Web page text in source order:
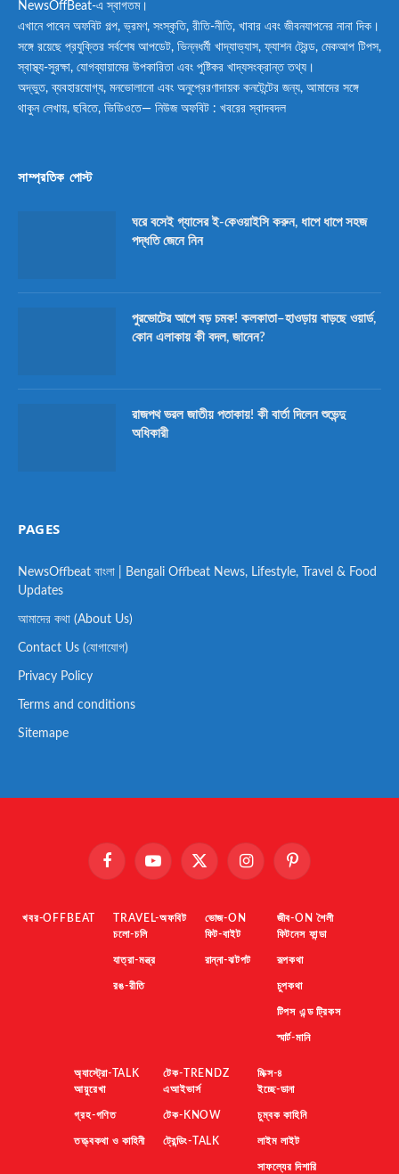
NewsOffBeat-এ স্বাগতম।
এখানে পাবেন অফবিট গল্প, ভ্রমণ, সংস্কৃতি, রীতি-নীতি, খাবার এবং জীবনযাপনের নানা দিক।
সঙ্গে রয়েছে প্রযুক্তির সর্বশেষ আপডেট, ভিন্নধর্মী খাদ্যাভ্যাস, ফ্যাশন ট্রেন্ড, মেকআপ টিপস,
স্বাস্থ্য-সুরক্ষা, যোগব্যায়ামের উপকারিতা এবং পুষ্টিকর খাদ্যসংক্রান্ত তথ্য।
অদ্ভুত, ব্যবহারযোগ্য, মনভোলানো এবং অনুপ্রেরণাদায়ক কনটেন্টের জন্য, আমাদের সঙ্গে
থাকুন লেখায়, ছবিতে, ভিডিওতে— নিউজ অফবিট : খবরের স্বাদবদল
সাম্প্রতিক পোস্ট
ঘরে বসেই গ্যাসের ই-কেওয়াইসি করুন, ধাপে ধাপে সহজ
পদ্ধতি জেনে নিন
পুরভোটের আগে বড় চমক! কলকাতা–হাওড়ায় বাড়ছে ওয়ার্ড,
কোন এলাকায় কী বদল, জানেন?
রাজপথ ভরল জাতীয় পতাকায়! কী বার্তা দিলেন শুভেন্দু
অধিকারী
PAGES
NewsOffbeat বাংলা | Bengali Offbeat News, Lifestyle, Travel & Food
Updates
আমাদের কথা (About Us)
Contact Us (যোগাযোগ)
Privacy Policy
Terms and conditions
Sitemape
FacebookYouTube X
InstagramPinterest
খবর-OFFBEAT
TRAVEL-অফবিট
চলো-চলি
যাত্রা-মন্ত্র
রঙ-রীতি
ভোজ-ON
ফিট-বাইট
রান্না-ঝটপট
জীব-ON শৈলী
ফিটনেস ফান্ডা
রূপকথা
চুপকথা
টিপস এন্ড ট্রিকস
স্মার্ট-মানি
অ্যাস্ট্রো-TALK
আয়ুরেখা
গ্রহ-গণিত
তত্ত্বকথা ও কাহিনী
টেক-TRENDZ
এআইভার্স
টেক-KNOW
ট্রেন্ডিং-TALK
মিক্স-৪
ইচ্ছে-ডানা
চুম্বক কাহিনি
লাইম লাইট
সাফল্যের দিশারি